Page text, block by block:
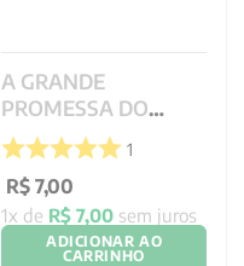
A GRANDE
PROMESSA DO
SACRATISSIMO
CORACAO DE JESUS
1
R$ 7,00
1x de R$ 7,00 sem juros
ADICIONAR AO
CARRINHO